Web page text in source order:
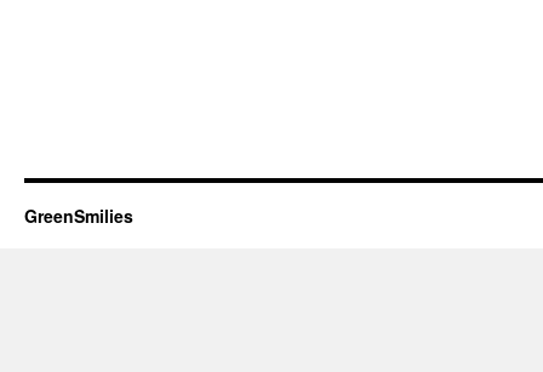
GreenSmilies